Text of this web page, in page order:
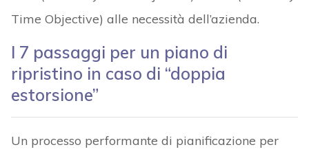
Time Objective) alle necessità dell’azienda.
I 7 passaggi per un piano di
ripristino in caso di “doppia
estorsione”
Un processo performante di pianificazione per